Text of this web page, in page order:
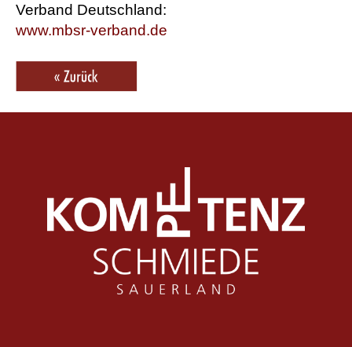
Verband Deutschland:
www.mbsr-verband.de